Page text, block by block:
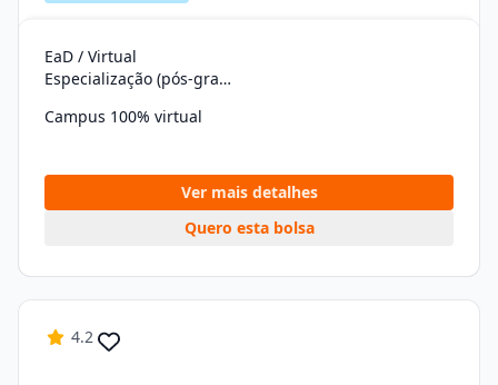
EaD / Virtual
Especialização (pós-graduação)
Campus 100% virtual
Ver mais detalhes
Quero esta bolsa
4.2